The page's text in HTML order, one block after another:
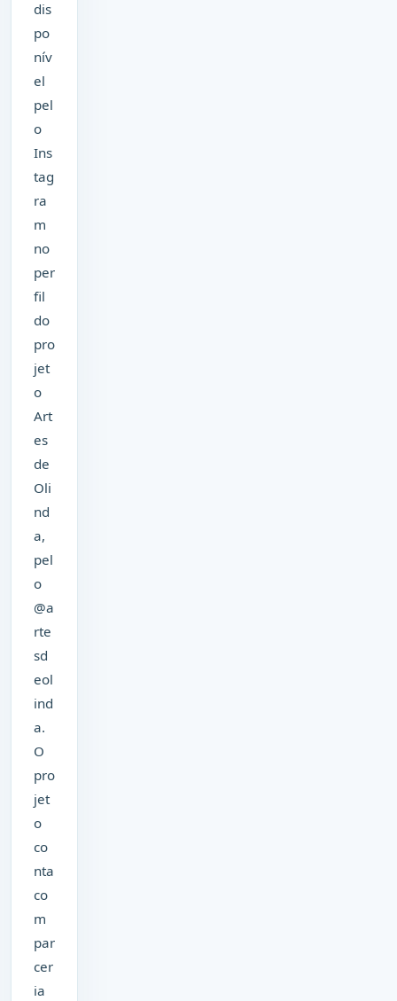
dis
po
nív
el
pel
o
Ins
tag
ra
m
no
per
fil
do
pro
jet
o
Art
es
de
Oli
nd
a,
pel
o
@a
rte
sd
eol
ind
a.
O
pro
jet
o
co
nta
co
m
par
cer
ia